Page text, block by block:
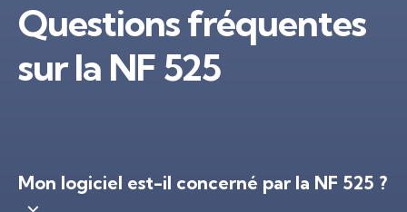
Questions fréquentes
sur la NF 525
Mon logiciel est-il concerné par la NF 525 ?